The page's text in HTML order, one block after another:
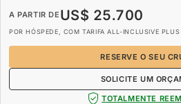
A PARTIR DE US$ 25.700
POR HÓSPEDE, COM TARIFA ALL-INCLUSIVE PLUS
RESERVE O SEU
SOLICITE UM
TOTALMENTE